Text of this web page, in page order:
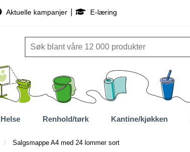
Aktuelle kampanjer E-læring
Helse Renhold/tørk Kantine/kjøkken
Salgsmappe A4 med 24 lommer sort